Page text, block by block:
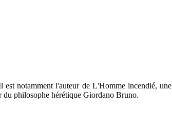
notamment l'auteur de L'Homme incendié, une
philosophe hérétique Giordano Bruno.